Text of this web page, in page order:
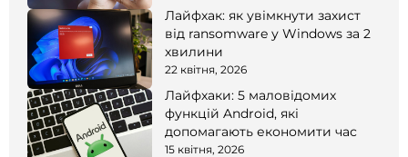
Лайфхак: як увімкнути захист
від ransomware у Windows за 2
хвилини
22 квітня, 2026
Лайфхаки: 5 маловідомих
функцій Android, які
допомагають економити час
15 квітня, 2026